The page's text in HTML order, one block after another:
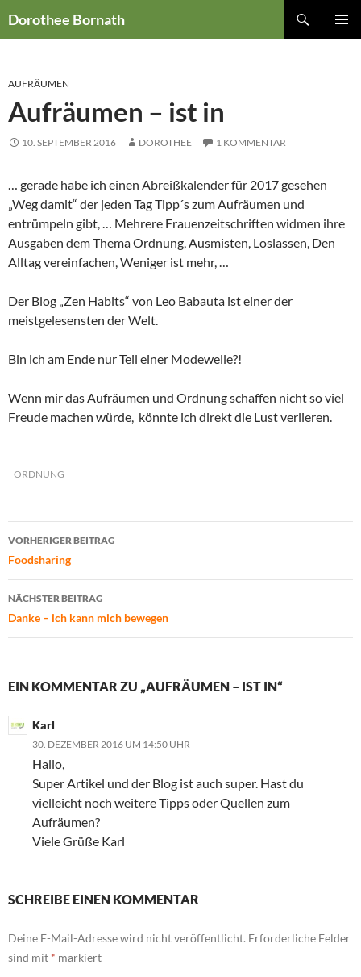
Inhalt
Dorothee Bornath
AUFRÄUMEN
Aufräumen – ist in
10. SEPTEMBER 2016 DOROTHEE 1 KOMMENTAR
… gerade habe ich einen Abreißkalender für 2017 gesehen
„Weg damit“ der jeden Tag Tipp´s zum Aufräumen und
entrümpeln gibt, … Mehrere Frauenzeitschriften widmen ihre
Ausgaben dem Thema Ordnung, Ausmisten, Loslassen, Den
Alltag vereinfachen, Weniger ist mehr, …
Der Blog „Zen Habits“ von Leo Babauta ist einer der
meistgelesensten der Welt.
Bin ich am Ende nur Teil einer Modewelle?!
Wenn mir das Aufräumen und Ordnung schaffen nicht so viel
Freude machen würde, könnte ich direkt die Lust verlieren.
ORDNUNG
Beitragsnavigation
VORHERIGER BEITRAG
Foodsharing
NÄCHSTER BEITRAG
Danke – ich kann mich bewegen
EIN KOMMENTAR ZU „AUFRÄUMEN – IST IN“
Karl
30. DEZEMBER 2016 UM 14:50 UHR
Hallo,
Super Artikel und der Blog ist auch super. Hast du
vielleicht noch weitere Tipps oder Quellen zum
Aufräumen?
Viele Grüße Karl
SCHREIBE EINEN KOMMENTAR
Deine E-Mail-Adresse wird nicht veröffentlicht. Erforderliche Felder
sind mit * markiert